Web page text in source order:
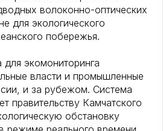
волоконно-оптических
для экологического
побережья.
экомониторинга
власти и промышленные
и за рубежом. Система
правительству Камчатского
обстановку